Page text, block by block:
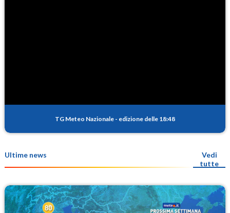
TG Meteo Nazionale - edizione delle 18:48
Ultime news
Vedi
tutte